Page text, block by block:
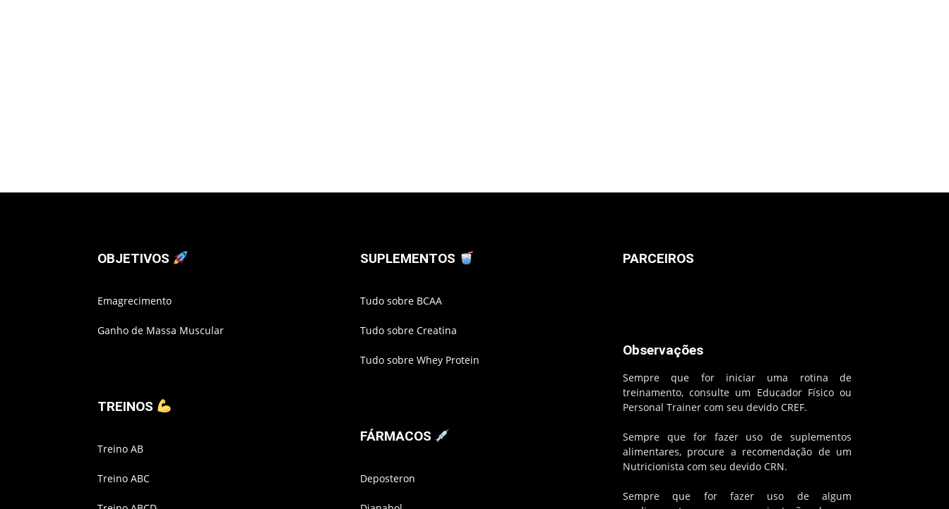
OBJETIVOS
Emagrecimento
Ganho de Massa Muscular
TREINOS
Treino AB
Treino ABC
SUPLEMENTOS
Tudo sobre BCAA
Tudo sobre Creatina
Tudo sobre Whey Protein
FÁRMACOS
Deposteron
PARCEIROS
Observações
Sempre que for iniciar uma rotina de
treinamento, consulte um Educador Físico ou
Personal Trainer com seu devido CREF.
Sempre que for fazer uso de suplementos
alimentares, procure a recomendação de um
Nutricionista com seu devido CRN.
Sempre que for fazer uso de algum